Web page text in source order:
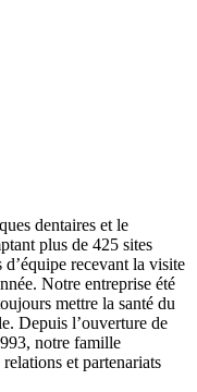
dentaires et le
plus de 425 sites
recevant la visite
Notre entreprise été
mettre la santé du
Depuis l’ouverture de
notre famille
et partenariats